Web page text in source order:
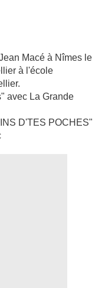
Macé à Nîmes le
à l'école
avec La Grande
D'TES POCHES"